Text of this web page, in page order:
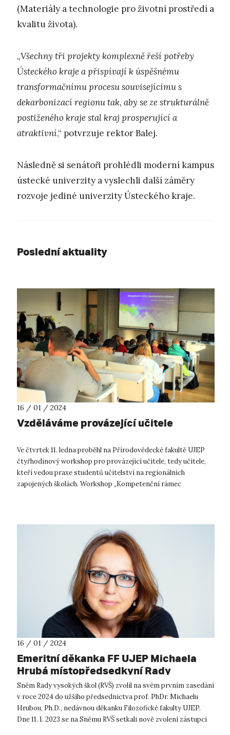
(Materiály a technologie pro životní prostředí a
kvalitu života).
„Všechny tři projekty komplexně řeší potřeby
Ústeckého kraje a přispívají k úspěšnému
transformačnímu procesu souvisejícímu s
dekarbonizací regionu tak, aby se ze strukturálně
postiženého kraje stal kraj prosperující a
atraktivní,“ potvrzuje rektor Balej.
Následně si senátoři prohlédli moderní kampus
ústecké univerzity a vyslechli další záměry
rozvoje jediné univerzity Ústeckého kraje.
Poslední aktuality
16 / 01 / 2024
Vzděláváme provázející učitele
Ve čtvrtek 11. ledna proběhl na Přírodovědecké fakultě UJEP
čtyřhodinový workshop pro provázející učitele, tedy učitele,
kteří vedou praxe studentů učitelství na regionálních
zapojených školách. Workshop „Kompetenční rámec
16 / 01 / 2024
Emeritní děkanka FF UJEP Michaela
Hrubá místopředsedkyní Rady
vysokých škol
Sněm Rady vysokých škol (RVŠ) zvolil na svém prvním zasedání
v roce 2024 do užšího předsednictva prof. PhDr. Michaelu
Hrubou, Ph.D., nedávnou děkanku Filozofické fakulty UJEP.
Dne 11. 1. 2023 se na Sněmu RVŠ setkali nově zvolení zástupci